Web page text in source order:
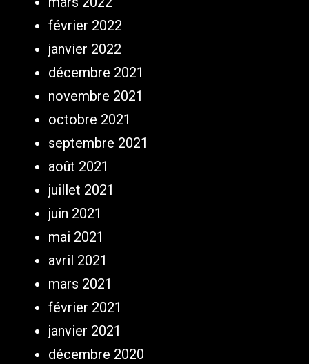
février 2022
janvier 2022
décembre 2021
novembre 2021
octobre 2021
septembre 2021
août 2021
juillet 2021
juin 2021
mai 2021
avril 2021
mars 2021
février 2021
janvier 2021
décembre 2020